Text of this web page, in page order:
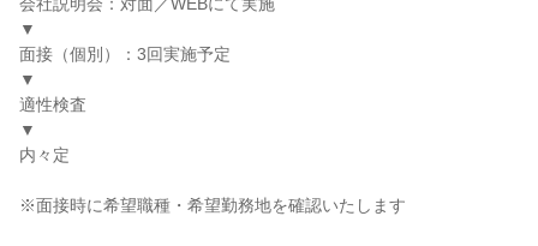
▼
面接（個別）：3回実施予定
▼
適性検査
▼
内々定
※面接時に希望職種・希望勤務地を確認いたします